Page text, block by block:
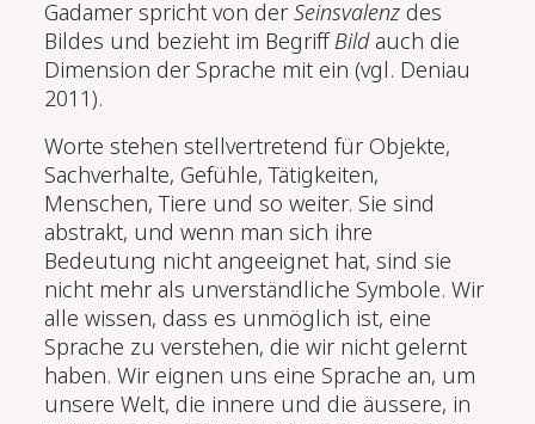
Gadamer spricht von derSeinsvalenz des
Bildes und bezieht im BegriffBildauch die
Dimension der Sprache mit ein (vgl. Deniau
2011).
Worte stehen stellvertretend für Objekte,
Sachverhalte, Gefühle, Tätigkeiten,
Menschen, Tiere und so weiter. Sie sind
abstrakt, und wenn man sich ihre
Bedeutung nicht angeeignet hat, sind sie
nicht mehr als unverständliche Symbole. Wir
alle wissen, dass es unmöglich ist, eine
Sprache zu verstehen, die wir nicht gelernt
haben. Wir eignen uns eine Sprache an, um
unsere Welt, die innere und die äussere, in